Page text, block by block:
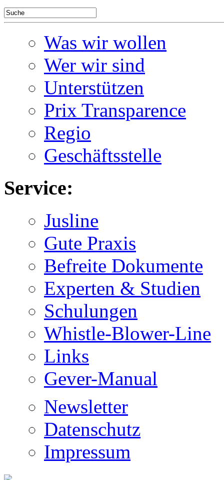
Was wir wollen
Wer wir sind
Unterstützen
Prix Transparence
Regio
Geschäftsstelle
Service:
Jusline
Gute Praxis
Befreite Dokumente
Experten & Studien
Schulungen
Whistle-Blower-Line
Links
Gever-Manual
Newsletter
Datenschutz
Impressum